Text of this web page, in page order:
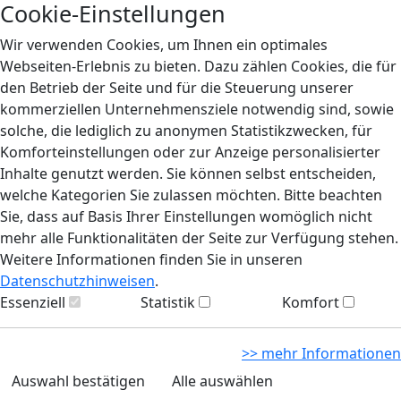
Cookie-Einstellungen
Wir verwenden Cookies, um Ihnen ein optimales
Webseiten-Erlebnis zu bieten. Dazu zählen Cookies, die für
den Betrieb der Seite und für die Steuerung unserer
kommerziellen Unternehmensziele notwendig sind, sowie
solche, die lediglich zu anonymen Statistikzwecken, für
Komforteinstellungen oder zur Anzeige personalisierter
Inhalte genutzt werden. Sie können selbst entscheiden,
welche Kategorien Sie zulassen möchten. Bitte beachten
Sie, dass auf Basis Ihrer Einstellungen womöglich nicht
mehr alle Funktionalitäten der Seite zur Verfügung stehen.
Weitere Informationen finden Sie in unseren
Datenschutzhinweisen.
Essenziell
Statistik Komfort
>> mehr Informationen
Auswahl bestätigen
Alle auswählen